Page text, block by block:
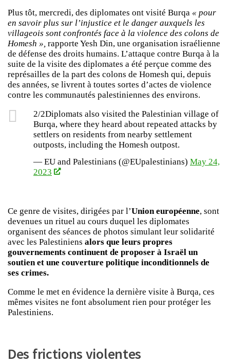
Plus tôt, mercredi, des diplomates ont visité Burqa « pour
en savoir plus sur l’injustice et le danger auxquels les
villageois sont confrontés face à la violence des colons de
Homesh », rapporte Yesh Din, une organisation israélienne
de défense des droits humains. L’attaque contre Burqa à la
suite de la visite des diplomates a été perçue comme des
représailles de la part des colons de Homesh qui, depuis
des années, se livrent à toutes sortes d’actes de violence
contre les communautés palestiniennes des environs.
2/2Diplomats also visited the Palestinian village of
Burqa, where they heard about repeated attacks by
settlers on residents from nearby settlement
outposts, including the Homesh outpost.
— EU and Palestinians (@EUpalestinians) May 24,
2023
Ce genre de visites, dirigées par l’Union européenne, sont
devenues un rituel au cours duquel les diplomates
organisent des séances de photos simulant leur solidarité
avec les Palestiniens alors que leurs propres
gouvernements continuent de proposer à Israël un
soutien et une couverture politique inconditionnels de
ses crimes.
Comme le met en évidence la dernière visite à Burqa, ces
mêmes visites ne font absolument rien pour protéger les
Palestiniens.
Des frictions violentes